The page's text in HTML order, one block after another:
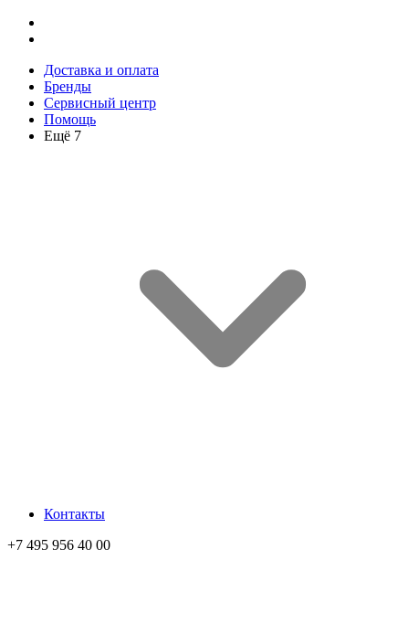
Доставка и оплата
Бренды
Сервисный центр
Помощь
Ещё 7
Контакты
+7 495 956 40 00